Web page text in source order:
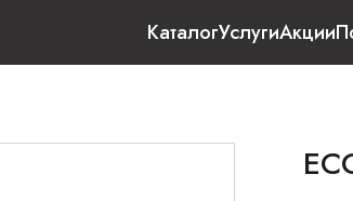
КаталогУслугиАкции